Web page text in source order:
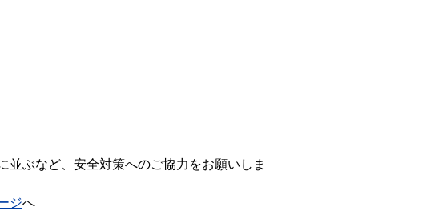
ぶなど、安全対策へのご協力をお願いしま
ジへ